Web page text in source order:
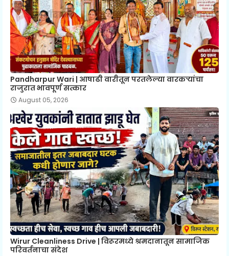
Pandharpur Wari | आषाढी वारीतून परतलेल्या वारकऱ्यांचा
राजुरात भावपूर्ण सत्कार
August 05, 2026
Wirur Cleanliness Drive | विरूरमध्ये श्रमदानातून सामाजिक
परिवर्तनाचा संदेश